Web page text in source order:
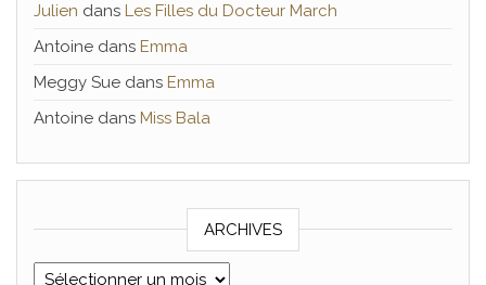
Julien dans Les Filles du Docteur March
Antoine dans Emma
Meggy Sue dans Emma
Antoine dans Miss Bala
ARCHIVES
Archives